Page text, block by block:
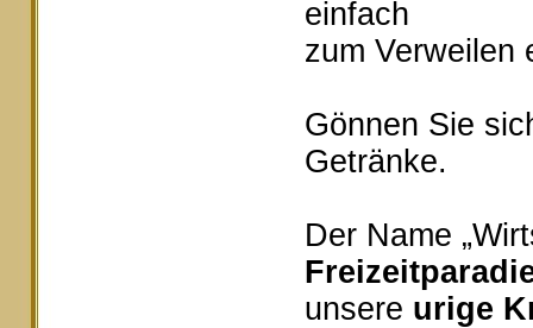
einfach
zum Verweilen
Gönnen Sie
Getränke.
Der Name
unsere urige